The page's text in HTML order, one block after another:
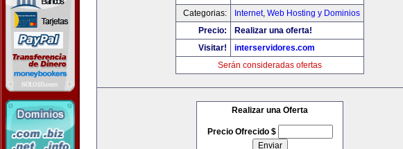
Categorias:
Internet, Web Hosting y Dominios
Precio:
Realizar una oferta!
Visitar!
interservidores.com
Serán consideradas ofertas
Realizar una Oferta
Precio Ofrecido $